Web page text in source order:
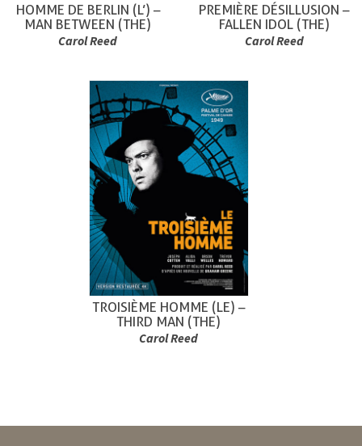
HOMME DE BERLIN (L’) –
MAN BETWEEN (THE)
Carol Reed
PREMIÈRE DÉSILLUSION –
FALLEN IDOL (THE)
Carol Reed
TROISIÈME HOMME (LE) –
THIRD MAN (THE)
Carol Reed